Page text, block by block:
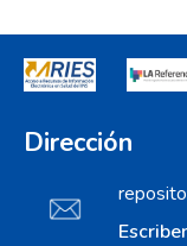
Dirección